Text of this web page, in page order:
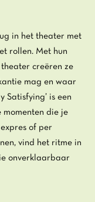
in het theater met
rollen. Met hun
creëren ze
mag en waar
Satisfying’ is een
momenten die je
of per
vind het ritme in
onverklaarbaar